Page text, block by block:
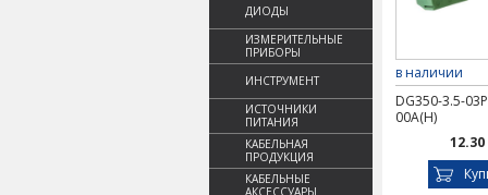
ДИОДЫ
ИЗМЕРИТЕЛЬНЫЕ
ПРИБОРЫ
ИНСТРУМЕНТ
ИСТОЧНИКИ
ПИТАНИЯ
КАБЕЛЬНАЯ
ПРОДУКЦИЯ
КАБЕЛЬНЫЕ
АКСЕССУАРЫ
в наличии
DG350-3.5-
00A(H)
12.30